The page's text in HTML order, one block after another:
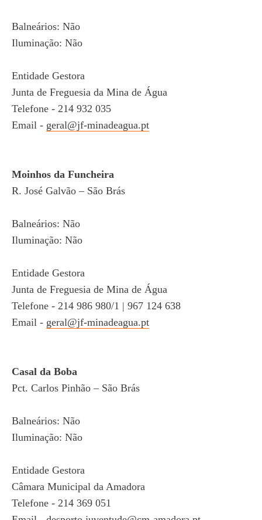
Balneários: Não
Iluminação: Não
Entidade Gestora
Junta de Freguesia da Mina de Água
Telefone - 214 932 035
Email - geral@jf-minadeagua.pt
Moinhos da Funcheira
R. José Galvão – São Brás
Balneários: Não
Iluminação: Não
Entidade Gestora
Junta de Freguesia de Mina de Água
Telefone - 214 986 980/1 | 967 124 638
Email - geral@jf-minadeagua.pt
Casal da Boba
Pct. Carlos Pinhão – São Brás
Balneários: Não
Iluminação: Não
Entidade Gestora
Câmara Municipal da Amadora
Telefone - 214 369 051